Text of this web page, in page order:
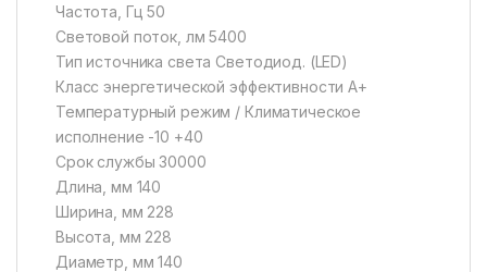
Частота, Гц 50
Световой поток, лм 5400
Тип источника света Светодиод. (LED)
Класс энергетической эффективности A+
Температурный режим / Климатическое
исполнение -10 +40
Срок службы 30000
Длина, мм 140
Ширина, мм 228
Высота, мм 228
Диаметр, мм 140